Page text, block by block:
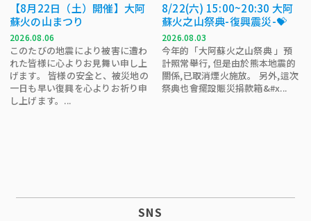
【8月22日（土）開催】大阿
蘇火の山まつり
2026.08.06
このたびの地震により被害に遭わ
れた皆様に心よりお見舞い申し上
げます。 皆様の安全と、被災地の
一日も早い復興を心よりお祈り申
し上げます。...
8/22(六) 15:00~20:30 大阿
蘇火之山祭典-復興震災-💝
2026.08.03
今年的「大阿蘇火之山祭典 」預
計照常舉行, 但是由於熊本地震的
關係,已取消煙火施放。 另外,這次
祭典也會擺設賑災捐款箱&#x...
SNS